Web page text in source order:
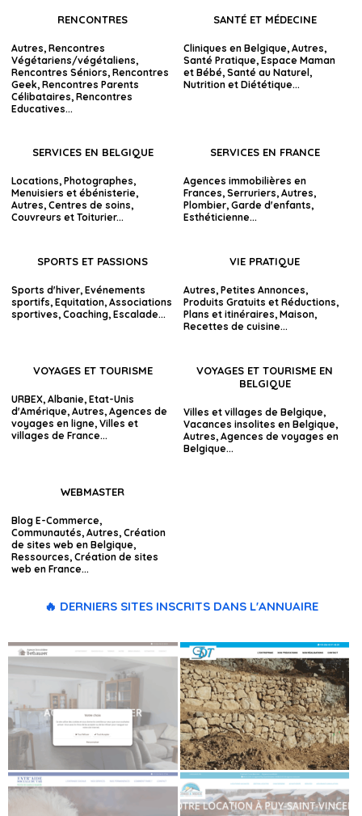
RENCONTRES
Autres,Rencontres
Végétariens/végétaliens,
Rencontres Séniors,Rencontres
Geek,Rencontres Parents
Célibataires,Rencontres
Educatives...
SANTÉ ET MÉDECINE
Cliniques en Belgique, Autres,
Santé Pratique, Espace Maman
et Bébé, Santé au Naturel,
Nutrition et Diététique...
SERVICES EN BELGIQUE
Locations,Photographes,
Menuisiers et ébénisterie,
Autres,Centres de soins,
Couvreurs et Toiturier...
SERVICES EN FRANCE
Agences immobilières en
Frances, Serruriers, Autres,
Plombier, Garde d'enfants,
Esthéticienne...
SPORTS ET PASSIONS
Sports d'hiver,Evénements
sportifs,Equitation,Associations
sportives,Coaching,Escalade...
VIE PRATIQUE
Autres, Petites Annonces,
Produits Gratuits et Réductions,
Plans et itinéraires, Maison,
Recettes de cuisine...
VOYAGES ET TOURISME
URBEX,Albanie,Etat-Unis
d'Amérique,Autres,Agences de
voyages en ligne,Villes et
villages de France...
VOYAGES ET TOURISME EN
BELGIQUE
Villes et villages de Belgique,
Vacances insolites en Belgique,
Autres, Agences de voyages en
Belgique...
WEBMASTER
Blog E-Commerce,
Communautés,Autres,Création
de sites web en Belgique,
Ressources,Création de sites
web en France...
🔥 DERNIERS SITES INSCRITS DANS L'ANNUAIRE